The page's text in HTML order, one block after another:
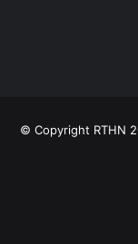
© Copyright RTHN